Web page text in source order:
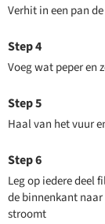
Verhit in een pan
Voeg wat peper en
Haal van het vuur
Leg op iedere deel
de binnenkant
stroomt